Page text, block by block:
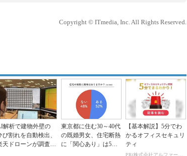
Copyright © ITmedia, Inc. All Rights Reserved.
解析で建物外壁の
び割れを自動検出、
天ドローンが調査サ
東京都に住む30～40代
の既婚男女、住宅断熱
に「関心あり」は5割
【基本解説】5分でわ
かるオフィスセキュリ
ティ
PR(株式会社アルファーテクノ)